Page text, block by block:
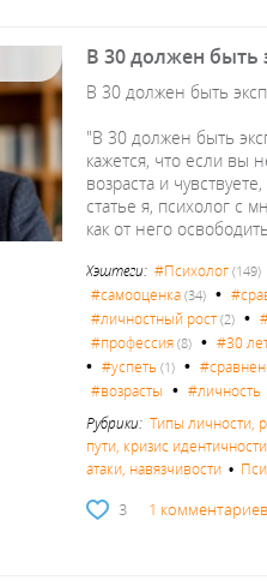
В 30 должен быть
В 30 должен быть
"В 30 должен быть
кажется, что если вы
возраста и
статье я, психолог с
как от него
Хэштеги:#Психолог (149)
#самооценка (34) •
#личностный рост(2) •
#профессия (8) •#30
•#успеть (1) •
#возрасты •#личность
Рубрики:Типы личности,
пути, кризис
атаки, навязчивости •
3 1 комментариев